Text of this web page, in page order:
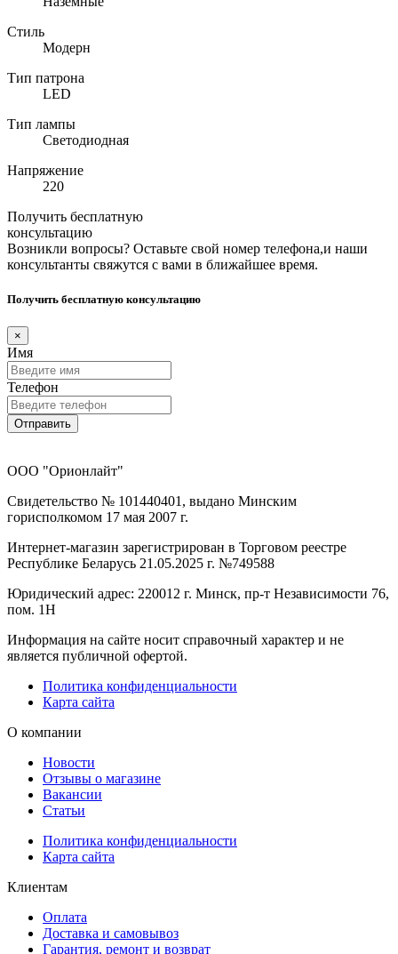
Стиль
Модерн
Тип патрона
LED
Тип лампы
Светодиодная
Напряжение
220
Получить бесплатную
консультацию
Возникли вопросы? Оставьте свой номер телефона,и наши
консультанты свяжутся с вами в ближайшее время.
Получить бесплатную консультацию
×
Имя
Телефон
Отправить
ООО "Орионлайт"
Свидетельство № 101440401, выдано Минским
горисполкомом 17 мая 2007 г.
Интернет-магазин зарегистрирован в Торговом реестре
Республике Беларусь 21.05.2025 г. №749588
Юридический адрес: 220012 г. Минск, пр-т Независимости 76,
пом. 1Н
Информация на сайте носит справочный характер и не
является публичной офертой.
Политика конфиденциальности
Карта сайта
О компании
Новости
Отзывы о магазине
Вакансии
Статьи
Политика конфиденциальности
Карта сайта
Клиентам
Оплата
Доставка и самовывоз
Гарантия, ремонт и возврат